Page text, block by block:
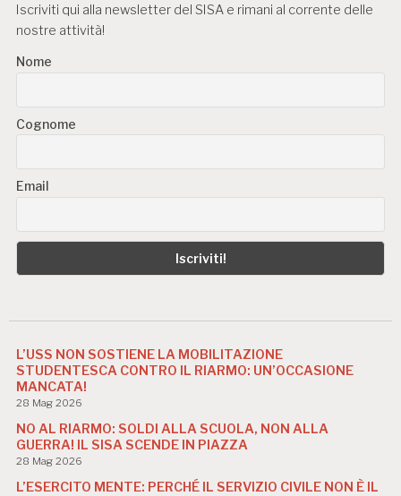
Iscriviti qui alla newsletter del SISA e rimani al corrente delle
nostre attività!
Nome
Cognome
Email
L’USS NON SOSTIENE LA MOBILITAZIONE
STUDENTESCA CONTRO IL RIARMO: UN’OCCASIONE
MANCATA!
28 Mag 2026
NO AL RIARMO: SOLDI ALLA SCUOLA, NON ALLA
GUERRA! IL SISA SCENDE IN PIAZZA
28 Mag 2026
L’ESERCITO MENTE: PERCHÉ IL SERVIZIO CIVILE NON È IL